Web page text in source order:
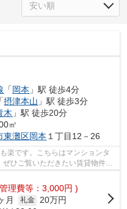
「岡本 」駅 徒歩4分
「摂津本山 」駅 徒歩3分
木 」駅 徒歩20分
㎡
東灘区岡本 １丁目12－26
楽です。こちらはマンションタ
ひご覧いただきたい賃貸物件で
理費等：3,000円 )
月 礼金 20万円